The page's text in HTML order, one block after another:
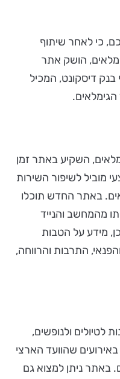
כי לאחר שיתוף
הושק אתר
דיסקונט, המכיל
השקיע באתר זמן
מוביל לשיפור השירות
באתר החדש תוכלו
מהמחשב והנייד
מידע על הטבות
התרבות והרווחה,
לטיולים ולנופשים,
באירועים שהוועד הארצי
ניתן למצוא גם